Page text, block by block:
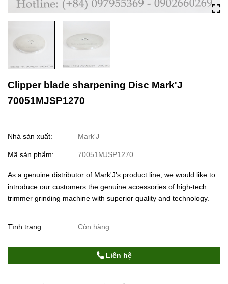
Clipper blade sharpening Disc Mark'J
70051MJSP1270
Nhà sản xuất: Mark'J
Mã sản phẩm: 70051MJSP1270
As a genuine distributor of Mark'J's product line, we would like to
introduce our customers the genuine accessories of high-tech
trimmer grinding machine with superior quality and technology.
Tình trạng: Còn hàng
Liên hệ